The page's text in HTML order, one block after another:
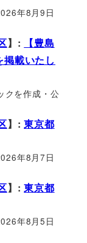
年8月9日
】:
【豊島
載いたし
クを作成・公
】:東京都
年8月7日
】:東京都
年8月5日